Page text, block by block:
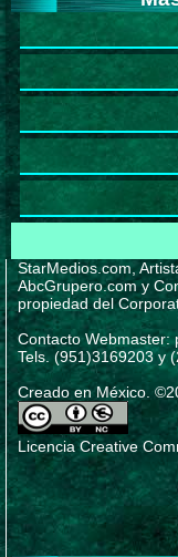
StarMedios.com,
AbcGrupero.com y
propiedad del
Contacto Webmaster:
Tels. (951)3169203 y
Creado en México.
Licencia Creative